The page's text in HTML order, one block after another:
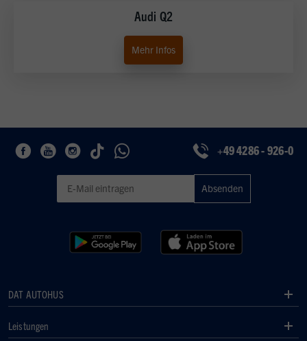
Audi Q2
Mehr Infos
+49 4286 - 926-0
Geben Sie eine gültige E-Mail-Adresse für den Newsletter ein
DAT AUTOHUS
Leistungen